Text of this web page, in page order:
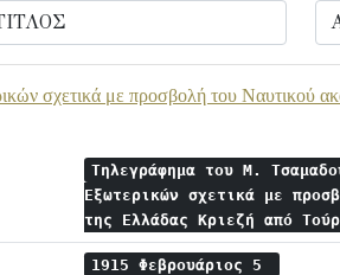
σχετικά με προσβολή του Ναυτικού
Τηλεγράφημα του Μ.
Εξωτερικών σχετικά με
της Ελλάδας Κριεζή από
1915 Φεβρουάριος 5